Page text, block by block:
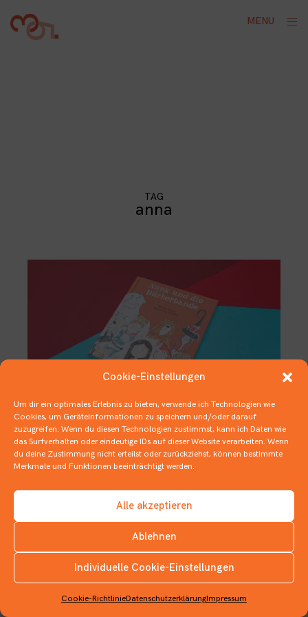
Cookie-Einstellungen
Um dir ein optimales Erlebnis zu bieten, verwende ich Technologien wie
Cookies, um Geräteinformationen zu speichern und/oder darauf
zuzugreifen. Wenn du diesen Technologien zustimmst, kann ich Daten wie
das Surfverhalten oder eindeutige IDs auf dieser Website verarbeiten. Wenn
du deine Zustimmung nicht erteilst oder zurückziehst, können bestimmte
Merkmale und Funktionen beeinträchtigt werden.
Alle akzeptieren
Ablehnen
Individuelle Cookie-Einstellungen
Cookie-RichtlinieDatenschutzerklärungImpressum
content
MENU
INSTAGRAM
TAG
anna
Pöbeln im Bücherregal
24. NOVEMBER 2021
1 BUCH IN 35 WORTEN,1 BUCH IN …,BÜCHER ÜBER BÜCHER